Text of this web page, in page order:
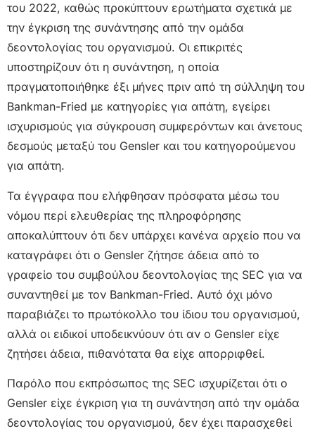
του 2022, καθώς προκύπτουν ερωτήματα σχετικά με
την έγκριση της συνάντησης από την ομάδα
δεοντολογίας του οργανισμού. Οι επικριτές
υποστηρίζουν ότι η συνάντηση, η οποία
πραγματοποιήθηκε έξι μήνες πριν από τη σύλληψη του
Bankman-Fried με κατηγορίες για απάτη, εγείρει
ισχυρισμούς για σύγκρουση συμφερόντων και άνετους
δεσμούς μεταξύ του Gensler και του κατηγορούμενου
για απάτη.
Τα έγγραφα που ελήφθησαν πρόσφατα μέσω του
νόμου περί ελευθερίας της πληροφόρησης
αποκαλύπτουν ότι δεν υπάρχει κανένα αρχείο που να
καταγράφει ότι ο Gensler ζήτησε άδεια από το
γραφείο του συμβούλου δεοντολογίας της SEC για να
συναντηθεί με τον Bankman-Fried. Αυτό όχι μόνο
παραβιάζει το πρωτόκολλο του ίδιου του οργανισμού,
αλλά οι ειδικοί υποδεικνύουν ότι αν ο Gensler είχε
ζητήσει άδεια, πιθανότατα θα είχε απορριφθεί.
Παρόλο που εκπρόσωπος της SEC ισχυρίζεται ότι ο
Gensler είχε έγκριση για τη συνάντηση από την ομάδα
δεοντολογίας του οργανισμού, δεν έχει παρασχεθεί